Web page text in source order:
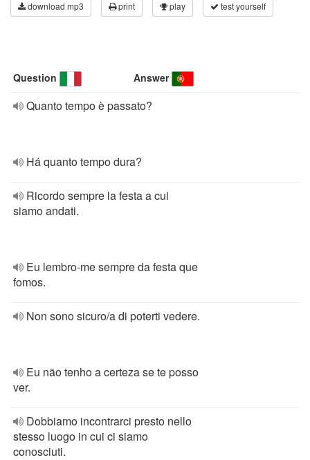
download mp3 print play test yourself
Question Answer
Quanto tempo è passato?
Há quanto tempo dura?
Ricordo sempre la festa a cui
siamo andati.
Eu lembro-me sempre da festa que
fomos.
Non sono sicuro/a di poterti vedere.
Eu não tenho a certeza se te posso
ver.
Dobbiamo incontrarci presto nello
stesso luogo in cui ci siamo
conosciuti.